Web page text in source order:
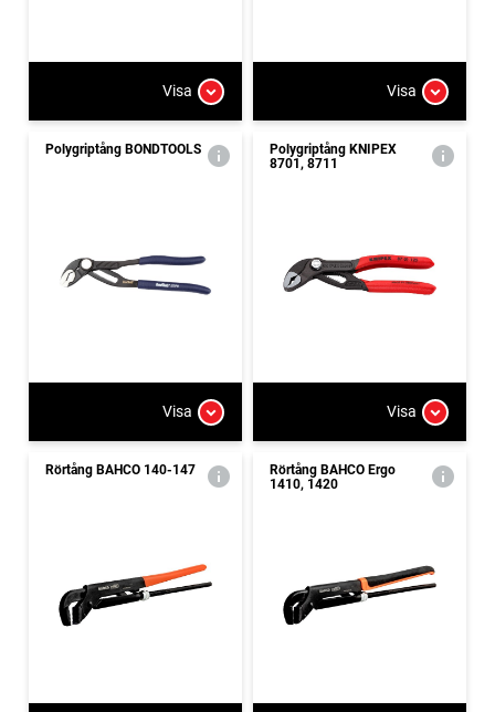
Visa Visa
Polygriptång BONDTOOLS
Visa
Polygriptång KNIPEX
8701, 8711
Visa
Rörtång BAHCO 140-147
Rörtång BAHCO Ergo
1410, 1420